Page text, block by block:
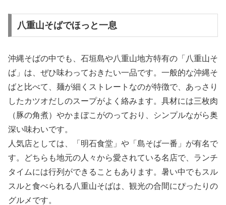
八重山そばでほっと一息
沖縄そばの中でも、石垣島や八重山地方特有の「八重山そ
ば」は、ぜひ味わっておきたい一品です。一般的な沖縄そ
ばと比べて、麺が細くストレートなのが特徴で、あっさり
したカツオだしのスープがよく絡みます。具材には三枚肉
（豚の角煮）やかまぼこがのっており、シンプルながら奥
深い味わいです。
人気店としては、「明石食堂」や「島そば一番」が有名で
す。どちらも地元の人々から愛されている名店で、ランチ
タイムには行列ができることもあります。暑い中でもスル
スルと食べられる八重山そばは、観光の合間にぴったりの
グルメです。